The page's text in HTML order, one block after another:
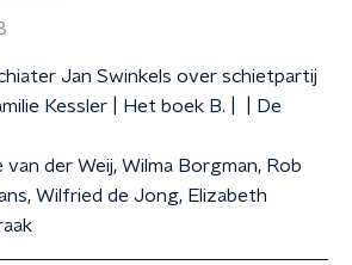
Jan Swinkels over schietpartij
Kessler | Het boek B. | | De
der Weij, Wilma Borgman, Rob
Wilfried de Jong, Elizabeth